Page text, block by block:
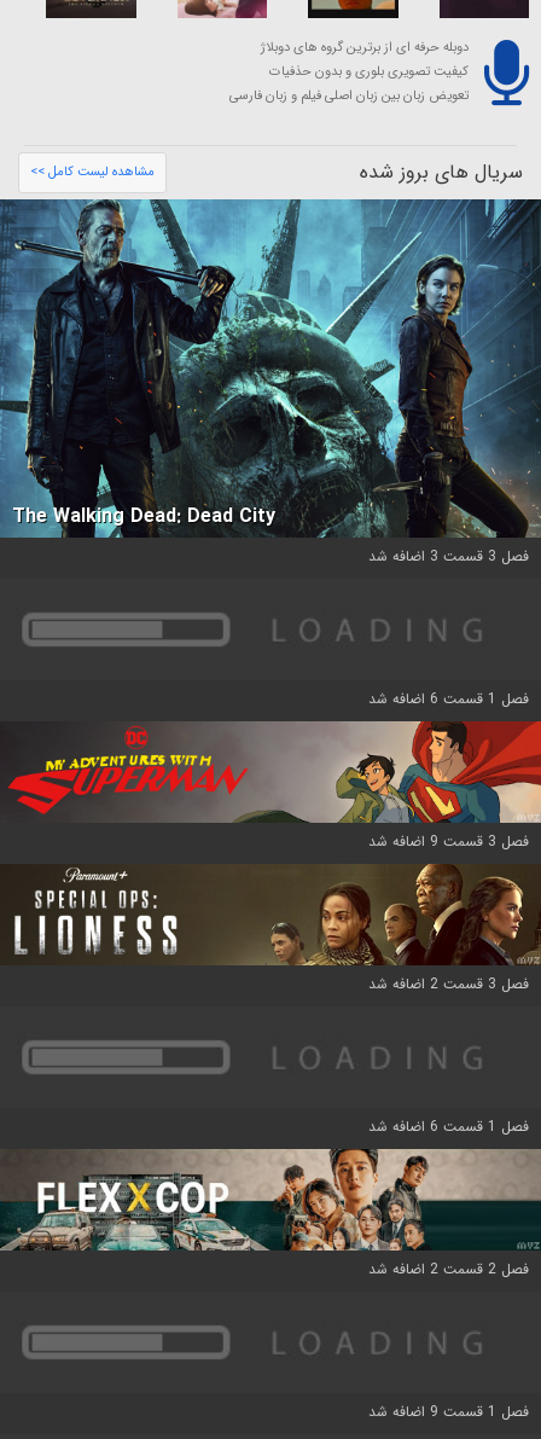
دوبله حرفه ای از برترین گروه های دوبلاژ
کیفیت تصویری بلوری و بدون حذفیات
تعویض زبان بین زبان اصلی فیلم و زبان فارسی
سریال های بروز شده مشاهده لیست کامل >>
The Walking Dead: Dead City
فصل 3 قسمت 3 اضافه شد
فصل 1 قسمت 6 اضافه شد
فصل 3 قسمت 9 اضافه شد
فصل 3 قسمت 2 اضافه شد
فصل 1 قسمت 6 اضافه شد
فصل 2 قسمت 2 اضافه شد
فصل 1 قسمت 9 اضافه شد